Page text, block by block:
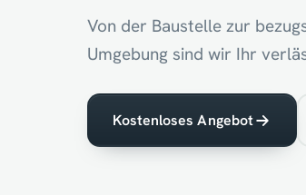
Von der Baustelle zur
Umgebung sind wir Ihr
Kostenloses Angebot